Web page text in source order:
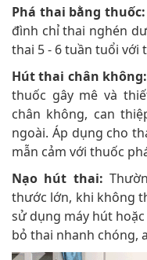
Phá thai bằng thuốc:
đình chỉ thai nghén
thai 5 - 6 tuần tuổi với
Hút thai chân không:
thuốc gây mê và
chân không, can
ngoài. Áp dụng cho
mẫn cảm với thuốc
Nạo hút thai:
thước lớn, khi không
sử dụng máy hút
bỏ thai nhanh chóng,